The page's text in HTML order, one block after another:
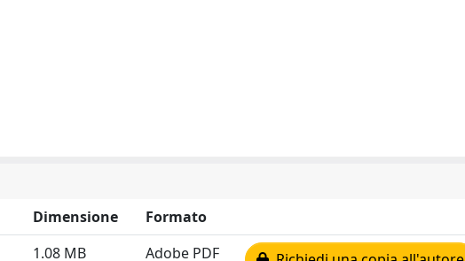
Dimensione
Formato
1.08 MB Adobe PDF